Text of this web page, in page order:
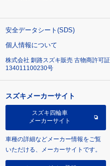
安全データシート(SDS)
個人情報について
株式会社 釧路スズキ販売 古物商許可
134011100230号
スズキメーカーサイト
スズキ四輪車
メーカーサイト
車種の詳細などメーカー情報をご覧
いただける、メーカーサイトです。